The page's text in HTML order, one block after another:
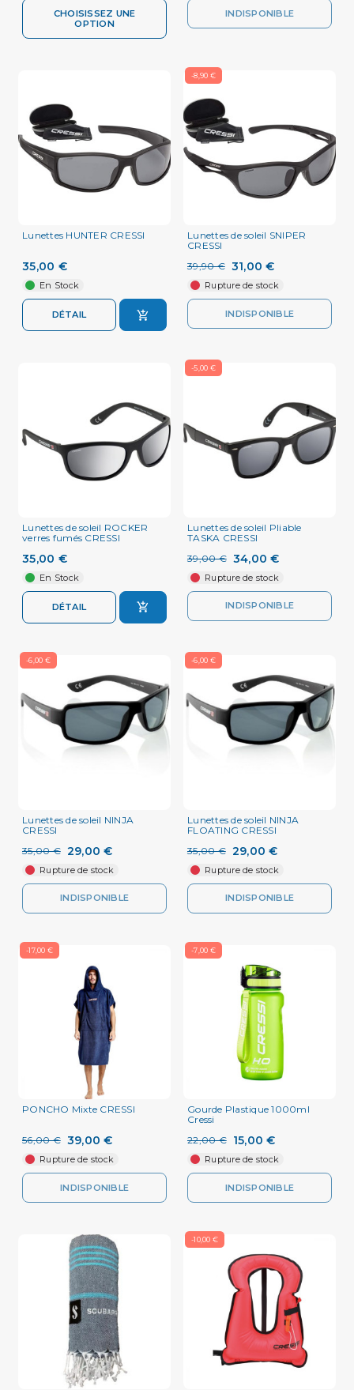
CHOISISSEZ UNE
OPTION
INDISPONIBLE
Lunettes HUNTER CRESSI
35,00 €
En Stock
DÉTAIL
-8,90 €
Lunettes de soleil SNIPER
CRESSI
39,90 € 31,00 €
Rupture de stock
INDISPONIBLE
Lunettes de soleil ROCKER
verres fumés CRESSI
35,00 €
En Stock
DÉTAIL
-5,00 €
Lunettes de soleil Pliable
TASKA CRESSI
39,00 € 34,00 €
Rupture de stock
INDISPONIBLE
-6,00 €
Lunettes de soleil NINJA
CRESSI
35,00 € 29,00 €
Rupture de stock
INDISPONIBLE
-6,00 €
Lunettes de soleil NINJA
FLOATING CRESSI
35,00 € 29,00 €
Rupture de stock
INDISPONIBLE
-17,00 €
PONCHO Mixte CRESSI
56,00 € 39,00 €
Rupture de stock
INDISPONIBLE
-7,00 €
Gourde Plastique 1000ml
Cressi
22,00 €
15,00 €
Rupture de stock
INDISPONIBLE
-10,00 €